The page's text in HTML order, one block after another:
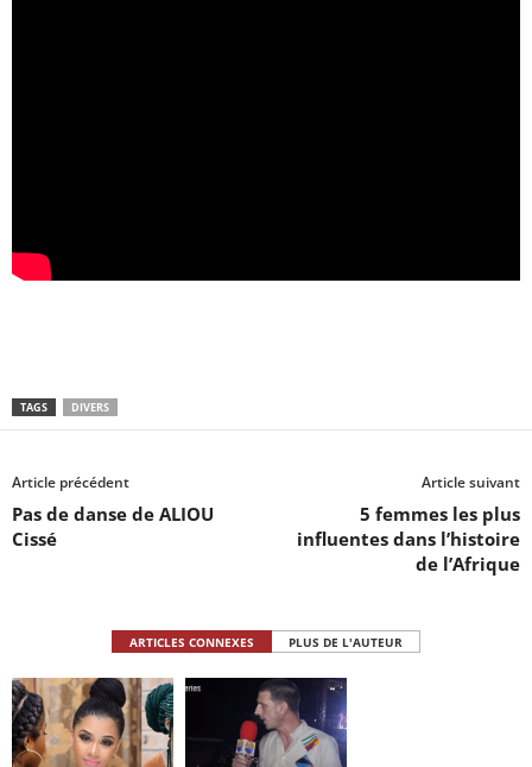
TAGS DIVERS
Article précédent
Pas de danse de ALIOU
Cissé
Article suivant
5 femmes les plus
influentes dans l’histoire
de l’Afrique
ARTICLES CONNEXES PLUS DE L'AUTEUR